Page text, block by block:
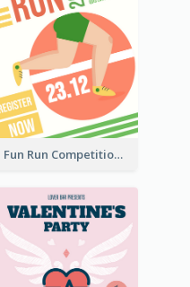
Fun Run Competition Flyer